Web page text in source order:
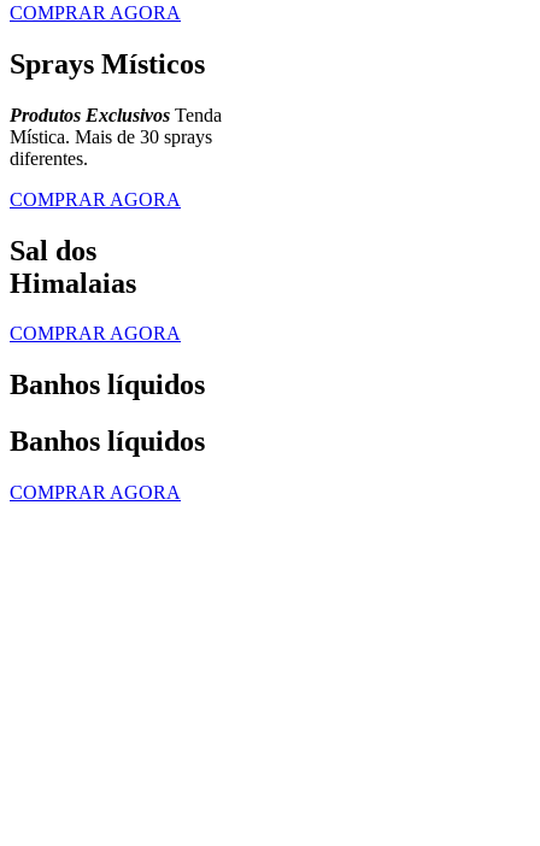
COMPRAR AGORA
Sprays Místicos
Produtos Exclusivos Tenda
Mística. Mais de 30 sprays
diferentes.
COMPRAR AGORA
Sal dos
Himalaias
COMPRAR AGORA
Banhos líquidos
Banhos líquidos
COMPRAR AGORA